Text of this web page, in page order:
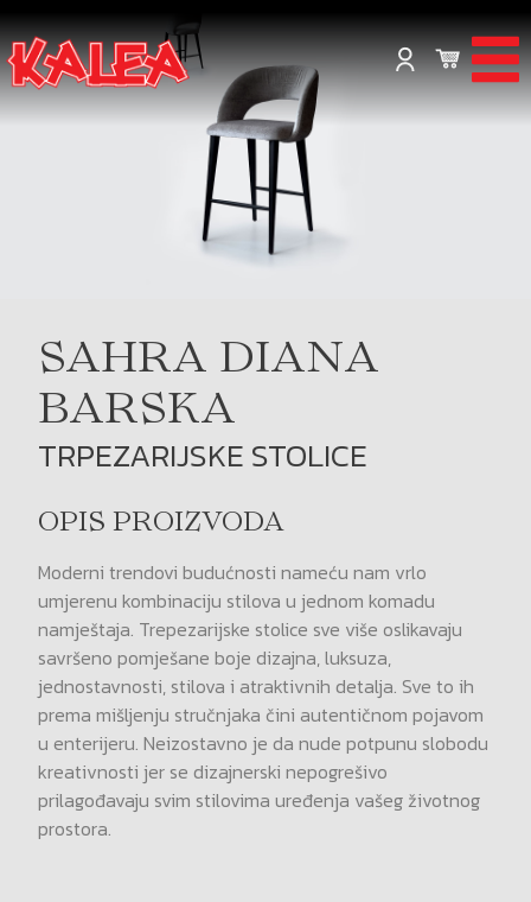
SAHRA DIANA
BARSKA
TRPEZARIJSKE STOLICE
OPIS PROIZVODA
Moderni trendovi budućnosti nameću nam vrlo
umjerenu kombinaciju stilova u jednom komadu
namještaja. Trepezarijske stolice sve više oslikavaju
savršeno pomješane boje dizajna, luksuza,
jednostavnosti, stilova i atraktivnih detalja. Sve to ih
prema mišljenju stručnjaka čini autentičnom pojavom
u enterijeru. Neizostavno je da nude potpunu slobodu
kreativnosti jer se dizajnerski nepogrešivo
prilagođavaju svim stilovima uređenja vašeg životnog
prostora.